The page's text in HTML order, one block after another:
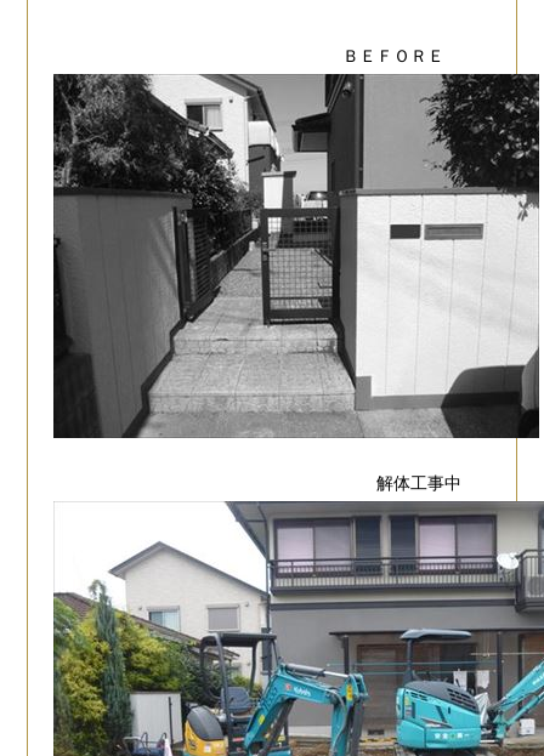
ＢＥＦＯＲＥ
解体工事中